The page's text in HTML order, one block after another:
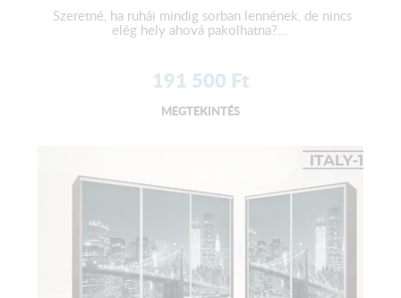
Szeretné, ha ruhái mindig sorban lennének, de nincs
elég hely ahová pakolhatna?...
191 500 Ft
MEGTEKINTÉS